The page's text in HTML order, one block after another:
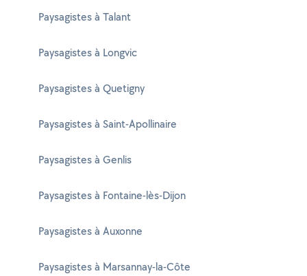
Paysagistes à Talant
Paysagistes à Longvic
Paysagistes à Quetigny
Paysagistes à Saint-Apollinaire
Paysagistes à Genlis
Paysagistes à Fontaine-lès-Dijon
Paysagistes à Auxonne
Paysagistes à Marsannay-la-Côte